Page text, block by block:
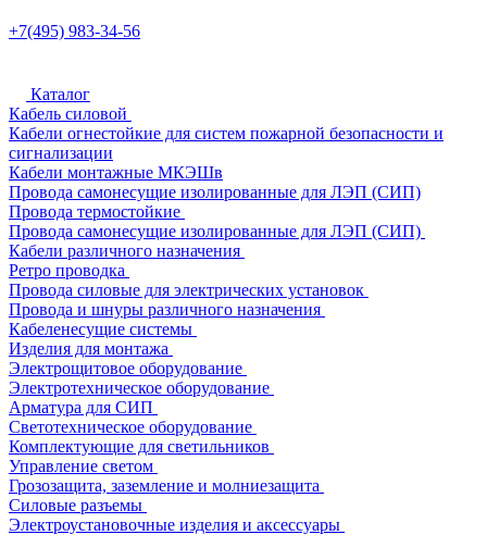
+7(495) 983-34-56
Каталог
Кабель силовой
Кабели огнестойкие для систем пожарной безопасности и
сигнализации
Кабели монтажные МКЭШв
Провода самонесущие изолированные для ЛЭП (СИП)
Провода термостойкие
Провода самонесущие изолированные для ЛЭП (СИП)
Кабели различного назначения
Ретро проводка
Провода силовые для электрических установок
Провода и шнуры различного назначения
Кабеленесущие системы
Изделия для монтажа
Электрощитовое оборудование
Электротехническое оборудование
Арматура для СИП
Светотехническое оборудование
Комплектующие для светильников
Управление светом
Грозозащита, заземление и молниезащита
Силовые разъемы
Электроустановочные изделия и аксессуары